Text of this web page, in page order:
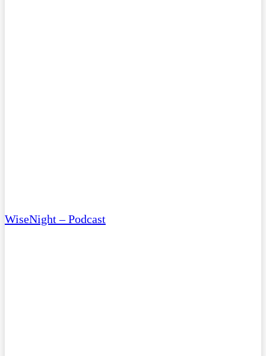
WiseNight – Podcast